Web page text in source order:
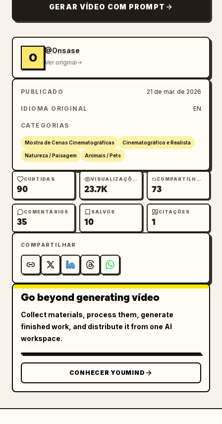
GERAR VÍDEO COM PROMPT
O
@Onsase
Ver original
PUBLICADO 21 de mar. de 2026
IDIOMA ORIGINAL EN
CATEGORIAS
Mostra de Cenas Cinematográficas Cinematográfico e Realista
Natureza / Paisagem Animais / Pets
CURTIDAS
90
VISUALIZAÇÕES
23.7K
COMPARTILHAMENTOS
73
COMENTÁRIOS
35
SALVOS
10
CITAÇÕES
1
COMPARTILHAR
Go beyond generating vídeo
Collect materials, process them, generate
finished work, and distribute it from one AI
workspace.
CONHECER YOUMIND